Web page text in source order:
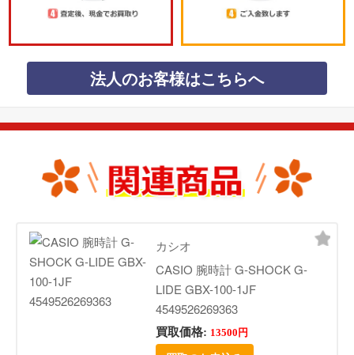
法人のお客様はこちらへ
カシオ
CASIO 腕時計 G-SHOCK G-
LIDE GBX-100-1JF
4549526269363
買取価格: 13500円